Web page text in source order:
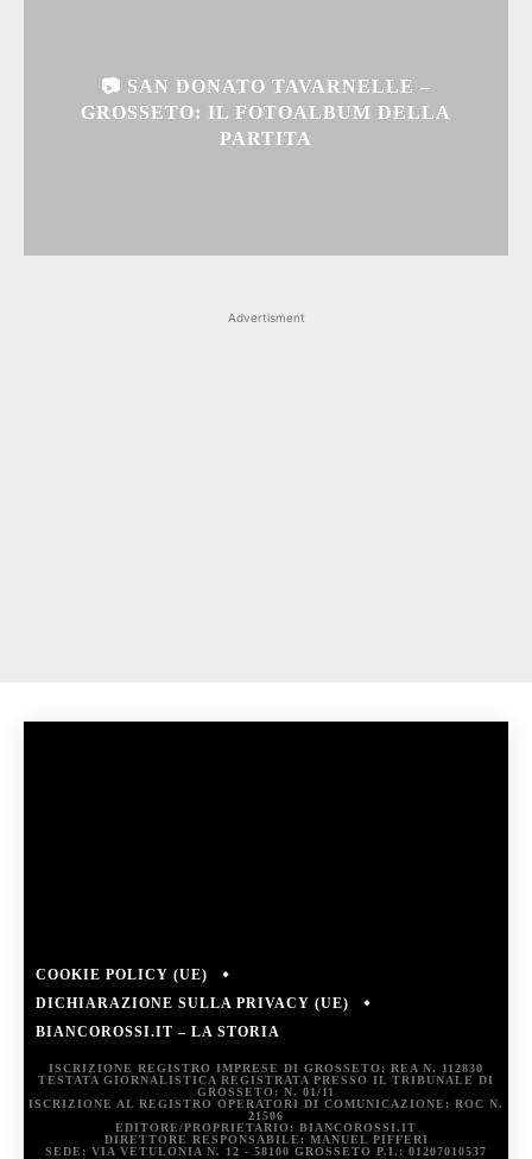
📷 SAN DONATO TAVARNELLE –
GROSSETO: IL FOTOALBUM DELLA
PARTITA
Advertisment
COOKIE POLICY (UE)
DICHIARAZIONE SULLA PRIVACY (UE)
BIANCOROSSI.IT – LA STORIA
ISCRIZIONE REGISTRO IMPRESE DI GROSSETO: REA N. 112830
TESTATA GIORNALISTICA REGISTRATA PRESSO IL TRIBUNALE DI
GROSSETO: N. 01/11
ISCRIZIONE AL REGISTRO OPERATORI DI COMUNICAZIONE: ROC N.
21506
EDITORE/PROPRIETARIO: BIANCOROSSI.IT
DIRETTORE RESPONSABILE: MANUEL PIFFERI
SEDE: VIA VETULONIA N. 12 - 58100 GROSSETO P.I.: 01207010537